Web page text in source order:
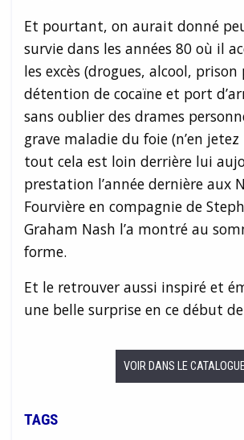
Et pourtant, on aurait donné
survie dans les années 80 où il
les excès (drogues, alcool, prison
détention de cocaïne et port
sans oublier des drames
grave maladie du foie (n’en
tout cela est loin derrière lui
prestation l’année dernière aux
Fourvière en compagnie de
Graham Nash l’a montré au
forme.
Et le retrouver aussi inspiré et
une belle surprise en ce début
VOIR DANS LE
TAGS